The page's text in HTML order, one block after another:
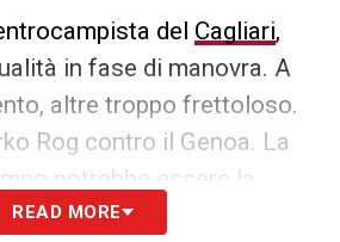
del Cagliari,
in fase di manovra. A
altre troppo frettoloso.
Rog contro il Genoa. La
potrebbe essere la
difficoltà alla squadra di
READ MORE